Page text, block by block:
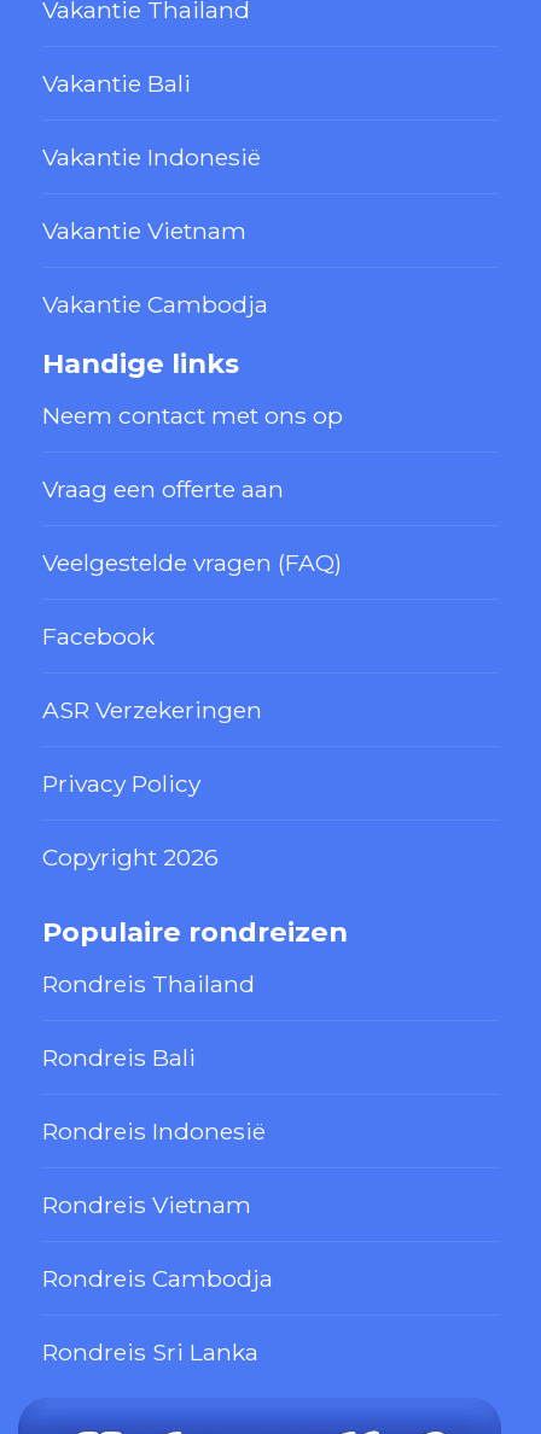
Vakantie Thailand
Vakantie Bali
Vakantie Indonesië
Vakantie Vietnam
Vakantie Cambodja
Handige links
Neem contact met ons op
Vraag een offerte aan
Veelgestelde vragen (FAQ)
Facebook
ASR Verzekeringen
Privacy Policy
Copyright 2026
Populaire rondreizen
Rondreis Thailand
Rondreis Bali
Rondreis Indonesië
Rondreis Vietnam
Rondreis Cambodja
Rondreis Sri Lanka